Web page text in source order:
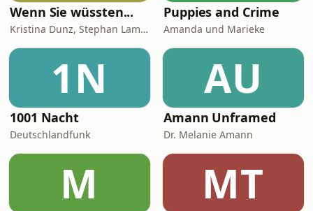
Wenn Sie wüssten...
Kristina Dunz, Stephan Lamby und Eva Quadbeck
Puppies and Crime
Amanda und Marieke
1N
1001 Nacht
Deutschlandfunk
AU
Amann Unframed
Dr. Melanie Amann
M MT